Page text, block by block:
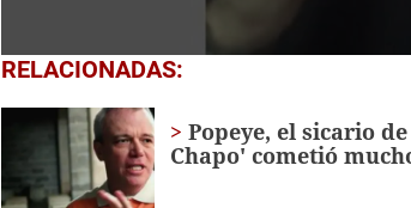
0
seconds
seconds Volume
0%
RELACIONADAS:
Popeye, el sicario
Chapo' cometió